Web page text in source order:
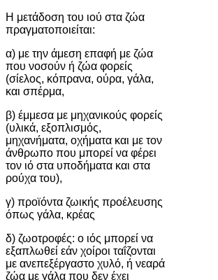
Η μετάδοση του ιού στα ζώα
πραγματοποιείται:
α) με την άμεση επαφή με ζώα
που νοσούν ή ζώα φορείς
(σίελος, κόπρανα, ούρα, γάλα,
και σπέρμα,
β) έμμεσα με μηχανικούς φορείς
(υλικά, εξοπλισμός,
μηχανήματα, οχήματα και με τον
άνθρωπο που μπορεί να φέρει
τον ιό στα υποδήματα και στα
ρούχα του),
γ) προϊόντα ζωικής προέλευσης
όπως γάλα, κρέας
δ) ζωοτροφές: ο ιός μπορεί να
εξαπλωθεί εάν χοίροι ταΐζονται
με ανεπεξέργαστο χυλό, ή νεαρά
ζώα με γάλα που δεν έχει